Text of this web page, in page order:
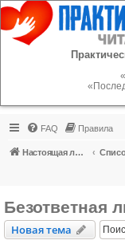
Регистрация
FAQ Правила
Настоящая любовь
Безответная
Новая тема
Новаятема